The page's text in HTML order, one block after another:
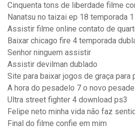
Cinquenta tons de liberdade filme
Nanatsu no taizai ep 18 temporada 1
Assistir filme online contato de
Baixar chicago fire 4 temporada
Senhor ninguem assistir
Assistir devilman dublado
Site para baixar jogos de graça para
A hora do pesadelo 7 o novo
Ultra street fighter 4 download ps3
Felipe neto minha vida não faz
Final do filme confie em mim